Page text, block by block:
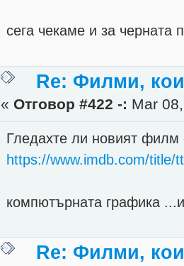
сега чекаме и за
Re: Филми,
« Отговор #422 -: Mar
Гледахте ли новият филм
https://www.imdb.com/title/
компютърната графика
Re: Филми,